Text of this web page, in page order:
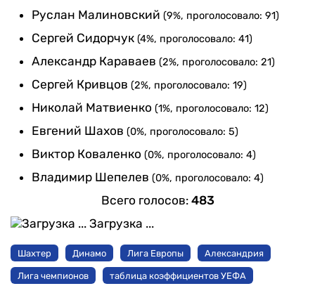
Руслан Малиновский (9%, проголосовало: 91)
Сергей Сидорчук (4%, проголосовало: 41)
Александр Караваев (2%, проголосовало: 21)
Сергей Кривцов (2%, проголосовало: 19)
Николай Матвиенко (1%, проголосовало: 12)
Евгений Шахов (0%, проголосовало: 5)
Виктор Коваленко (0%, проголосовало: 4)
Владимир Шепелев (0%, проголосовало: 4)
Всего голосов: 483
Загрузка ...
Шахтер Динамо Лига Европы Александрия
Лига чемпионов таблица коэффициентов УЕФА